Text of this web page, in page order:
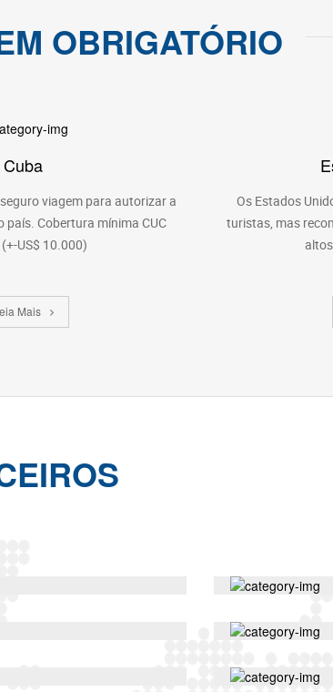
OBRIGATÓRIO
Cuba
viagem para autorizar a
Cobertura mínima CUC
US$ 10.000)
Mais
Os Estados
turistas, mas